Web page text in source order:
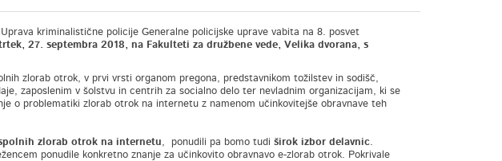
kriminalistične policije Generalne policijske uprave vabita na 8. posvet
27. septembra 2018, na Fakulteti za družbene vede, Velika dvorana, s
zlorab otrok, v prvi vrsti organom pregona, predstavnikom tožilstev in sodišč,
zaposlenim v šolstvu in centrih za socialno delo ter nevladnim organizacijam, ki se
o problematiki zlorab otrok na internetu z namenom učinkovitejše obravnave teh
zlorab otrok na internetu, ponudili pa bomo tudi širok izbor delavnic.
ponudile konkretno znanje za učinkovito obravnavo e-zlorab otrok. Pokrivale